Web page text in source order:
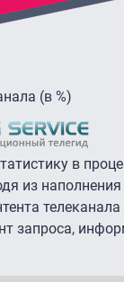
(в %)
в
из наполнения
запроса,